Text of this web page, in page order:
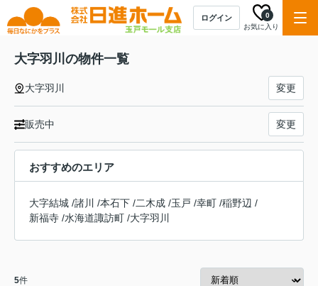
ログイン
お気に入り
0
大字羽川の物件一覧
大字羽川 変更
販売中 変更
おすすめのエリア
大字結城 /諸川 /本石下 /二木成 /玉戸 /幸町 /稲野辺 /
新福寺 /水海道諏訪町 /大字羽川
5件